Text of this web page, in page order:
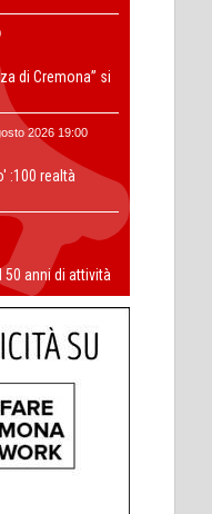
di Cremona” si
2026 19:00
:100 realtà
50 anni di attività